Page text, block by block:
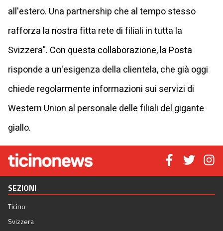
all'estero. Una partnership che al tempo stesso
rafforza la nostra fitta rete di filiali in tutta la
Svizzera". Con questa collaborazione, la Posta
risponde a un'esigenza della clientela, che già oggi
chiede regolarmente informazioni sui servizi di
Western Union al personale delle filiali del gigante
giallo.
SEZIONI
Ticino
Svizzera